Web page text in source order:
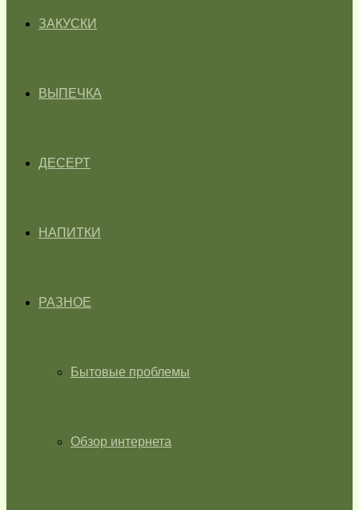
ЗАКУСКИ
ВЫПЕЧКА
ДЕСЕРТ
НАПИТКИ
РАЗНОЕ
Бытовые проблемы
Обзор интернета